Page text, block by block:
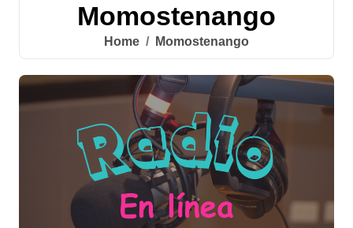
Momostenango
Home Momostenango